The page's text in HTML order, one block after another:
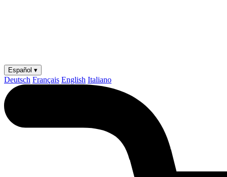
Español ▾
Deutsch Français English Italiano